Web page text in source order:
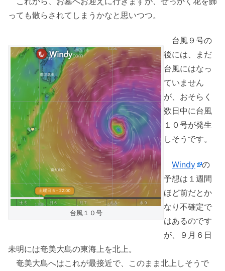
っても散らされてしまうかなと思いつつ。
台風１０号
台風９号の
後には、まだ
台風にはなっ
ていません
が、おそらく
数日中に台風
１０号が発生
しそうです。
Windy
の
予想は１週間
ほど前だとか
なり不確定で
はあるのです
が、９月６日
未明には奄美大島の東海上を北上。
奄美大島へはこれが最接近で、このまま北上しそうで